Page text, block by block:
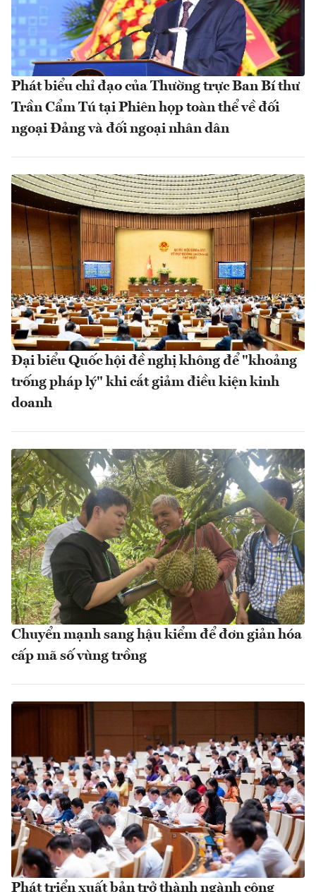
Phát biểu chỉ đạo của Thường trực Ban Bí thư
Trần Cẩm Tú tại Phiên họp toàn thể về đối
ngoại Đảng và đối ngoại nhân dân
Đại biểu Quốc hội đề nghị không để "khoảng
trống pháp lý" khi cắt giảm điều kiện kinh
doanh
Chuyển mạnh sang hậu kiểm để đơn giản hóa
cấp mã số vùng trồng
Phát triển xuất bản trở thành ngành công